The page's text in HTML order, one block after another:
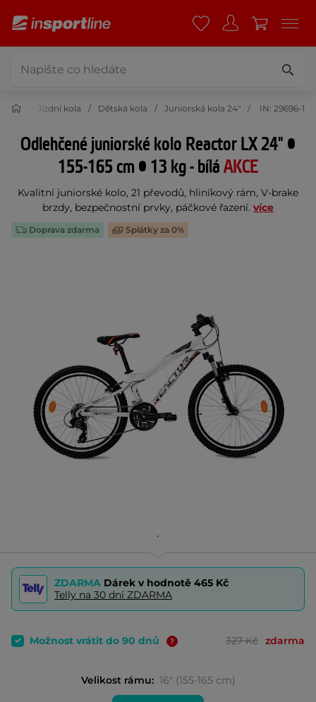
Jízdní kola Dětská kola Juniorská kola 24" IN: 29696-1
Odlehčené juniorské kolo Reactor LX 24" •
155-165 cm • 13 kg - bíláAKCE
Kvalitní juniorské kolo, 21 převodů, hliníkový rám, V-brake
brzdy, bezpečnostní prvky, páčkové řazení. více
Doprava zdarma Splátky za 0%
ZDARMA Dárek v hodnotě 465 Kč
Telly na 30 dní ZDARMA
Možnost vrátit do 90 dnů 327 Kč zdarma
Velikost rámu: 16" (155-165 cm)